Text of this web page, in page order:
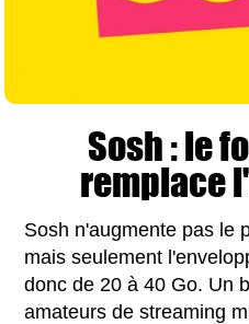
Sosh : le
remplace
Sosh n'augmente pas le
mais seulement
donc de 20 à 40 Go. Un
amateurs de streaming